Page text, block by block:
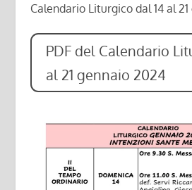
Calendario Liturgico dal 14 al
PDF del Calendario
al 21 gennaio 2024